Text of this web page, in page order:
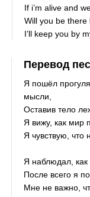
If i’m alive and
Will you be there
I’ll keep you by
Перевод
Я пошёл
мысли,
Оставив тело
Я вижу, как мир
Я чувствую, что
Я наблюдал, как
После всего я
Мне не важно,